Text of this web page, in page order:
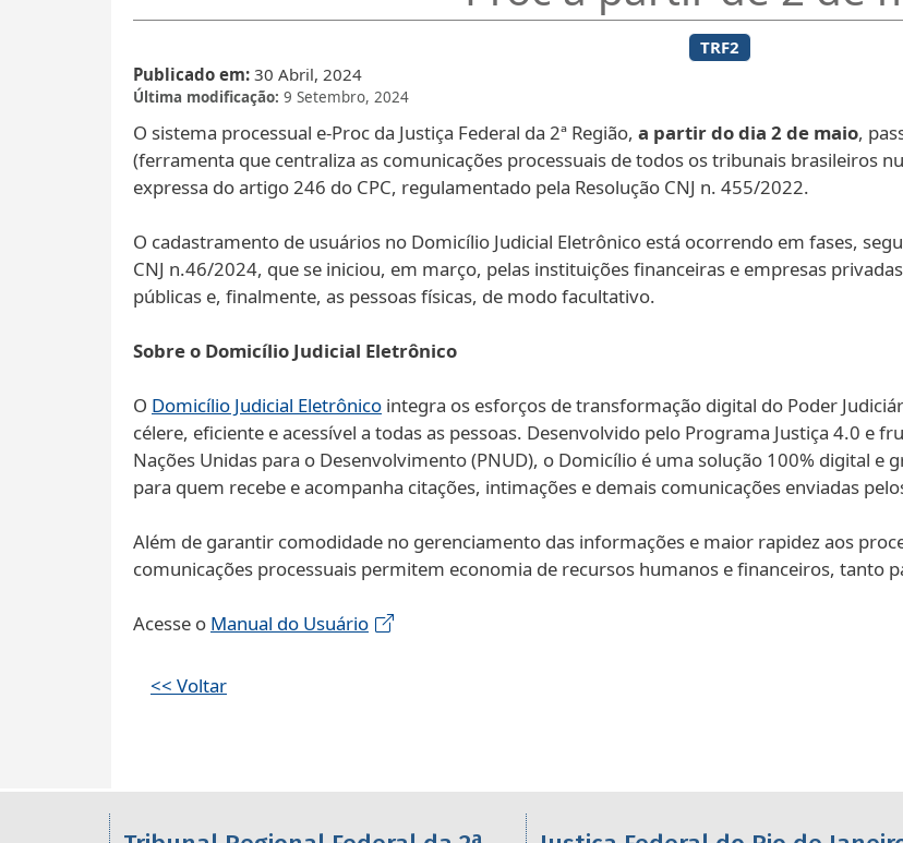
TRF2
Publicado em 30 Abril, 2024
Última modificação 9 Setembro, 2024
O sistema processual e-Proc da Justiça Federal da 2ª Região, a partir do dia 2 de maio,
(ferramenta que centraliza as comunicações processuais de todos os tribunais brasileiros
expressa do artigo 246 do CPC, regulamentado pela Resolução CNJ n. 455/2022.
O cadastramento de usuários no Domicílio Judicial Eletrônico está ocorrendo em fases,
CNJ n.46/2024, que se iniciou, em março, pelas instituições financeiras e empresas
públicas e, finalmente, as pessoas físicas, de modo facultativo.
Sobre o Domicílio Judicial Eletrônico
O Domicílio Judicial Eletrônico integra os esforços de transformação digital do Poder
célere, eficiente e acessível a todas as pessoas. Desenvolvido pelo Programa Justiça 4.0 e
Nações Unidas para o Desenvolvimento (PNUD), o Domicílio é uma solução 100% digital e
para quem recebe e acompanha citações, intimações e demais comunicações enviadas
Além de garantir comodidade no gerenciamento das informações e maior rapidez aos
comunicações processuais permitem economia de recursos humanos e financeiros, tanto
Acesse o Manual do Usuário
<< Voltar
Informações úteis sobre os órgãos da 2ª Região